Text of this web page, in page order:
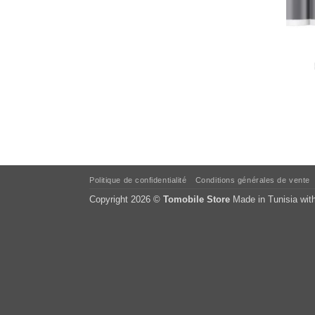
Politique de confidentialité Conditions générales de vente
Copyright 2026 © Tomobile Store Made in Tunisia